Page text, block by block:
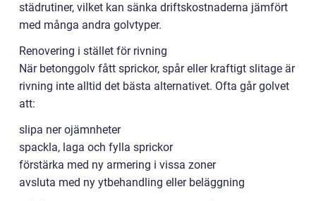
städrutiner, vilket kan sänka driftskostnaderna jämfört
med många andra golvtyper.
Renovering i stället för rivning
När betonggolv fått sprickor, spår eller kraftigt slitage är
rivning inte alltid det bästa alternativet. Ofta går golvet
att:
slipa ner ojämnheter
spackla, laga och fylla sprickor
förstärka med ny armering i vissa zoner
avsluta med ny ytbehandling eller beläggning